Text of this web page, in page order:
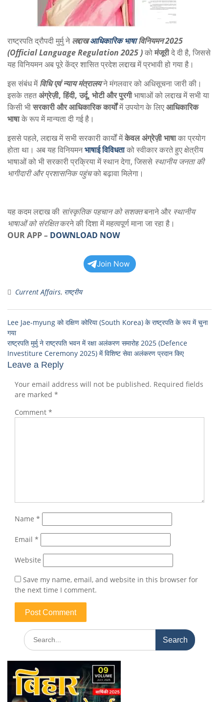
राष्ट्रपति द्रौपदी मुर्मु नेलद्दाख आधिकारिक भाषाविनियमन 2025
(Official Language Regulation 2025 )कोमंजूरीदे दी है, जिससे
यह विनियमन अब पूरे केंद्र शासित प्रदेश लद्दाख में प्रभावी हो गया है।
इस संबंध मेंविधि एवं न्याय मंत्रालयने मंगलवार को अधिसूचना जारी की।
इसके तहतअंग्रेज़ी, हिंदी, उर्दू, भोटी और पुरगीभाषाओं को लद्दाख में सभी या
किसी भीसरकारी और आधिकारिक कार्योंमें उपयोग के लिएआधिकारिक
भाषाके रूप में मान्यता दी गई है।
इससे पहले, लद्दाख में सभी सरकारी कार्यों मेंकेवल अंग्रेज़ी भाषाका प्रयोग
होता था। अब यह विनियमनभाषाई विविधताको स्वीकार करते हुए क्षेत्रीय
भाषाओं को भी सरकारी प्रक्रिया में स्थान देगा, जिससे स्थानीय जनता की
भागीदारी और प्रशासनिक पहुंचको बढ़ावा मिलेगा।
यह कदम लद्दाख की सांस्कृतिक पहचान को सशक्तबनाने और स्थानीय
भाषाओं को संरक्षितकरने की दिशा में महत्वपूर्ण माना जा रहा है।
OUR APP– DOWNLOAD NOW
Join Now
Current Affairs, राष्ट्रीय
Lee Jae-myung को दक्षिण कोरिया (South Korea) के राष्ट्रपति के रूप में चुना
गया
राष्ट्रपति मुर्मु ने राष्ट्रपति भवन में रक्षा अलंकरण समारोह 2025 (Defence
Investiture Ceremony 2025) में विशिष्ट सेवा अलंकरण प्रदान किए
Leave a Reply
Your email address will not be published. Required fields
are marked *
Comment *
Name *
Email *
Website
Save my name, email, and website in this browser for
the next time I comment.